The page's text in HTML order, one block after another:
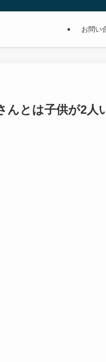
お問い
とは子供が2人